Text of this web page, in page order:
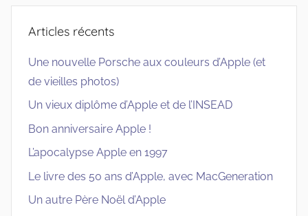
Articles récents
Une nouvelle Porsche aux couleurs d’Apple (et
de vieilles photos)
Un vieux diplôme d’Apple et de l’INSEAD
Bon anniversaire Apple !
L’apocalypse Apple en 1997
Le livre des 50 ans d’Apple, avec MacGeneration
Un autre Père Noël d’Apple